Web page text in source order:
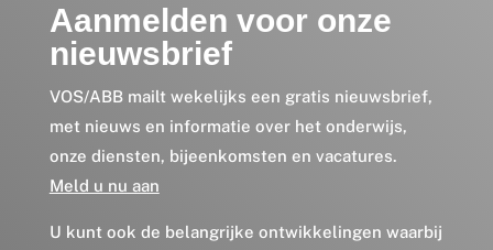
Aanmelden voor onze
nieuwsbrief
VOS/ABB mailt wekelijks een gratis nieuwsbrief,
met nieuws en informatie over het onderwijs,
onze diensten, bijeenkomsten en vacatures.
Meld u nu aan
U kunt ook de belangrijke ontwikkelingen waarbij